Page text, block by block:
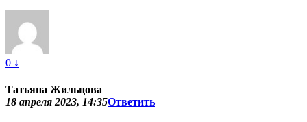
0 ↓
Татьяна Жильцова
18 апреля 2023, 14:35Ответить